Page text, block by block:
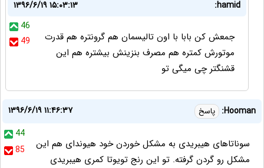
hamid:
۱۳۹۶/۶/۱۹ ۱۵:۰۳:۱۳
46
49
جمعش کن بابا با اون تالیسمان هم گرونتره هم قدرت
موتورش کمتره هم مصرف بنزینش بیشتره هم این
قشنگتر چی میگی تو
Hooman: پاسخ
۱۳۹۶/۶/۱۹ ۱۱:۴۶:۳۷
44
85
سوناتاهای هیبریدی به مشکل خوردن خود هیوندای هم این
مشکل رو گردن گرفته. تو این رنج تویوتا کمری هیبریدی